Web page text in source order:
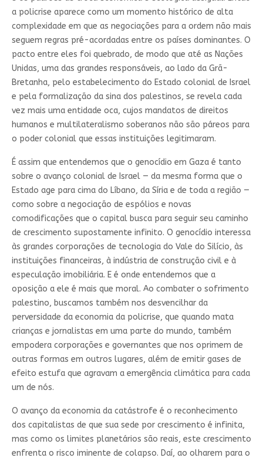
a policrise aparece como um momento histórico de alta
complexidade em que as negociações para a ordem não mais
seguem regras pré-acordadas entre os países dominantes. O
pacto entre eles foi quebrado, de modo que até as Nações
Unidas, uma das grandes responsáveis, ao lado da Grã-
Bretanha, pelo estabelecimento do Estado colonial de Israel
e pela formalização da sina dos palestinos, se revela cada
vez mais uma entidade oca, cujos mandatos de direitos
humanos e multilateralismo soberanos não são páreos para
o poder colonial que essas instituições legitimaram.
É assim que entendemos que o genocídio em Gaza é tanto
sobre o avanço colonial de Israel — da mesma forma que o
Estado age para cima do Líbano, da Síria e de toda a região —
como sobre a negociação de espólios e novas
comodificações que o capital busca para seguir seu caminho
de crescimento supostamente infinito. O genocídio interessa
às grandes corporações de tecnologia do Vale do Silício, às
instituições financeiras, à indústria de construção civil e à
especulação imobiliária. E é onde entendemos que a
oposição a ele é mais que moral. Ao combater o sofrimento
palestino, buscamos também nos desvencilhar da
perversidade da economia da policrise, que quando mata
crianças e jornalistas em uma parte do mundo, também
empodera corporações e governantes que nos oprimem de
outras formas em outros lugares, além de emitir gases de
efeito estufa que agravam a emergência climática para cada
um de nós.
O avanço da economia da catástrofe é o reconhecimento
dos capitalistas de que sua sede por crescimento é infinita,
mas como os limites planetários são reais, este crescimento
enfrenta o risco iminente de colapso. Daí, ao olharem para o